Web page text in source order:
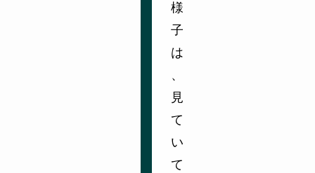
様
子
は
、
見
て
い
て